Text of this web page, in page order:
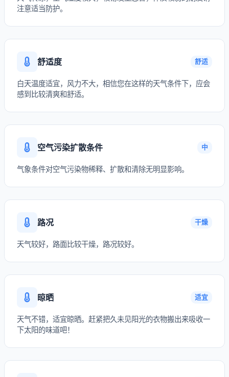
注意适当防护。
舒适度 舒适
白天温度适宜，风力不大，相信您在这样的天气条件下，应会
感到比较清爽和舒适。
空气污染扩散条件 中
气象条件对空气污染物稀释、扩散和清除无明显影响。
路况 干燥
天气较好，路面比较干燥，路况较好。
晾晒 适宜
天气不错，适宜晾晒。赶紧把久未见阳光的衣物搬出来吸收一
下太阳的味道吧！